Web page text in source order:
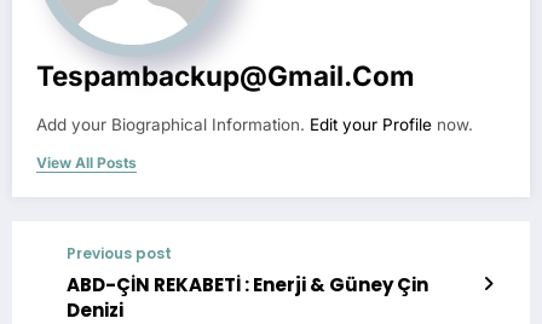
Tespambackup@gmail.com
Add your Biographical Information. Edit your Profile now.
View All Posts
Previous post
ABD-ÇİN REKABETİ : Enerji & Güney Çin
Denizi